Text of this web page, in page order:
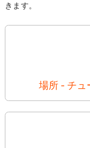
きます。
場所 - チュ